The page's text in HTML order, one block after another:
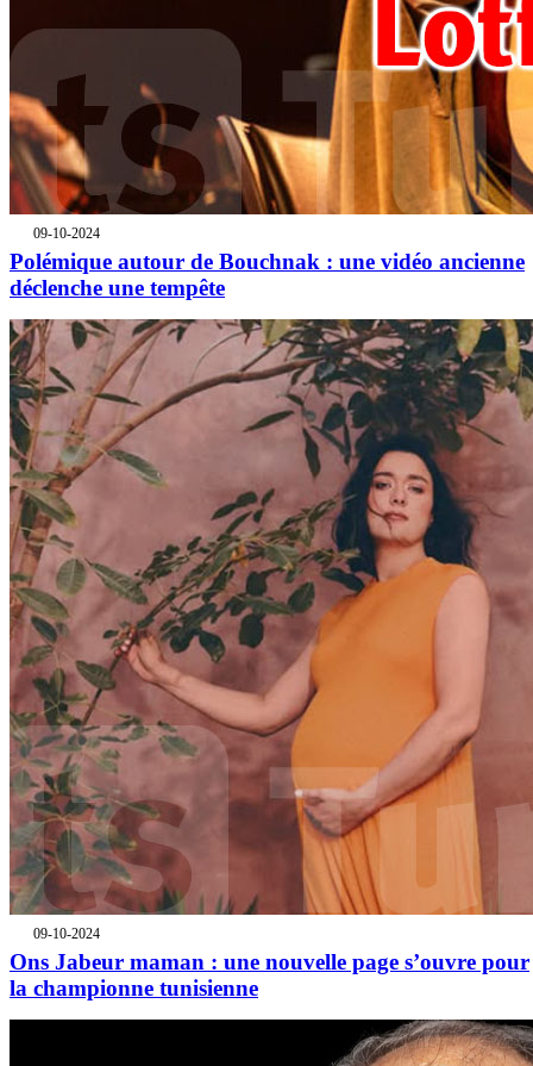
09-10-2024
Polémique autour de Bouchnak : une vidéo ancienne
déclenche une tempête
09-10-2024
Ons Jabeur maman : une nouvelle page s’ouvre pour
la championne tunisienne